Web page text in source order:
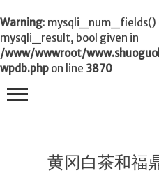
Warning: mysqli_num_fields()
mysqli_result, bool given in
/www/wwwroot/
wpdb.php on line 3870
黄冈白茶和福
首页